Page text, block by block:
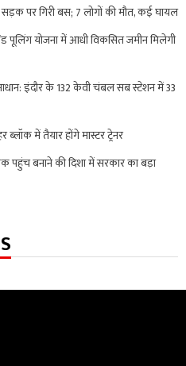
सड़क पर गिरी बस; 7 लोगों की मौत, कई घायल
पूलिंग योजना में आधी विकसित जमीन मिलेगी
इंदौर के 132 केवी चंबल सब स्टेशन में 33
ब्लॉक में तैयार होंगे मास्टर ट्रेनर
पहुंच बनाने की दिशा में सरकार का बड़ा